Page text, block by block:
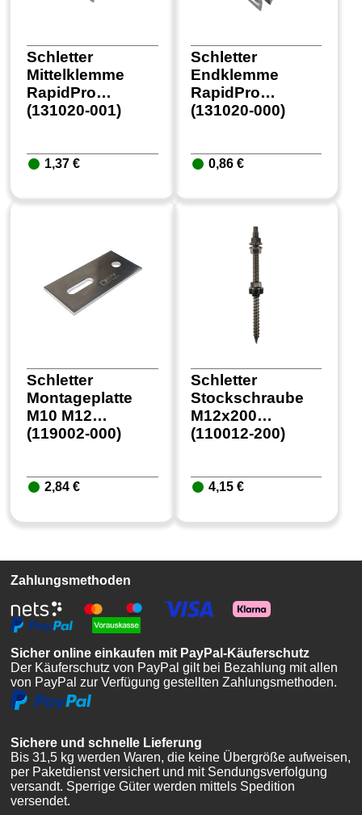
Schletter
Mittelklemme
RapidPro
(131020-001)
1,37 €
Schletter
Endklemme
RapidPro
(131020-000)
0,86 €
Schletter
Montageplatte
M10 M12
(119002-000)
2,84 €
Schletter
Stockschraube
M12x200
(110012-200)
4,15 €
Zahlungsmethoden
Sicher online einkaufen mit PayPal-Käuferschutz
Der Käuferschutz von PayPal gilt bei Bezahlung mit allen
von PayPal zur Verfügung gestellten Zahlungsmethoden.
Sichere und schnelle Lieferung
Bis 31,5 kg werden Waren, die keine Übergröße aufweisen,
per Paketdienst versichert und mit Sendungsverfolgung
versandt. Sperrige Güter werden mittels Spedition
versendet.